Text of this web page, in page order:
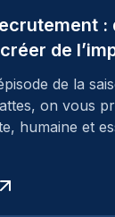
:
de
de la
on vous
humaine et